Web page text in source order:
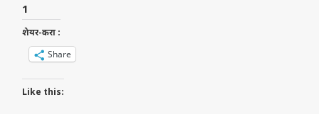
1
शेयर-करा :
Share
Like this: